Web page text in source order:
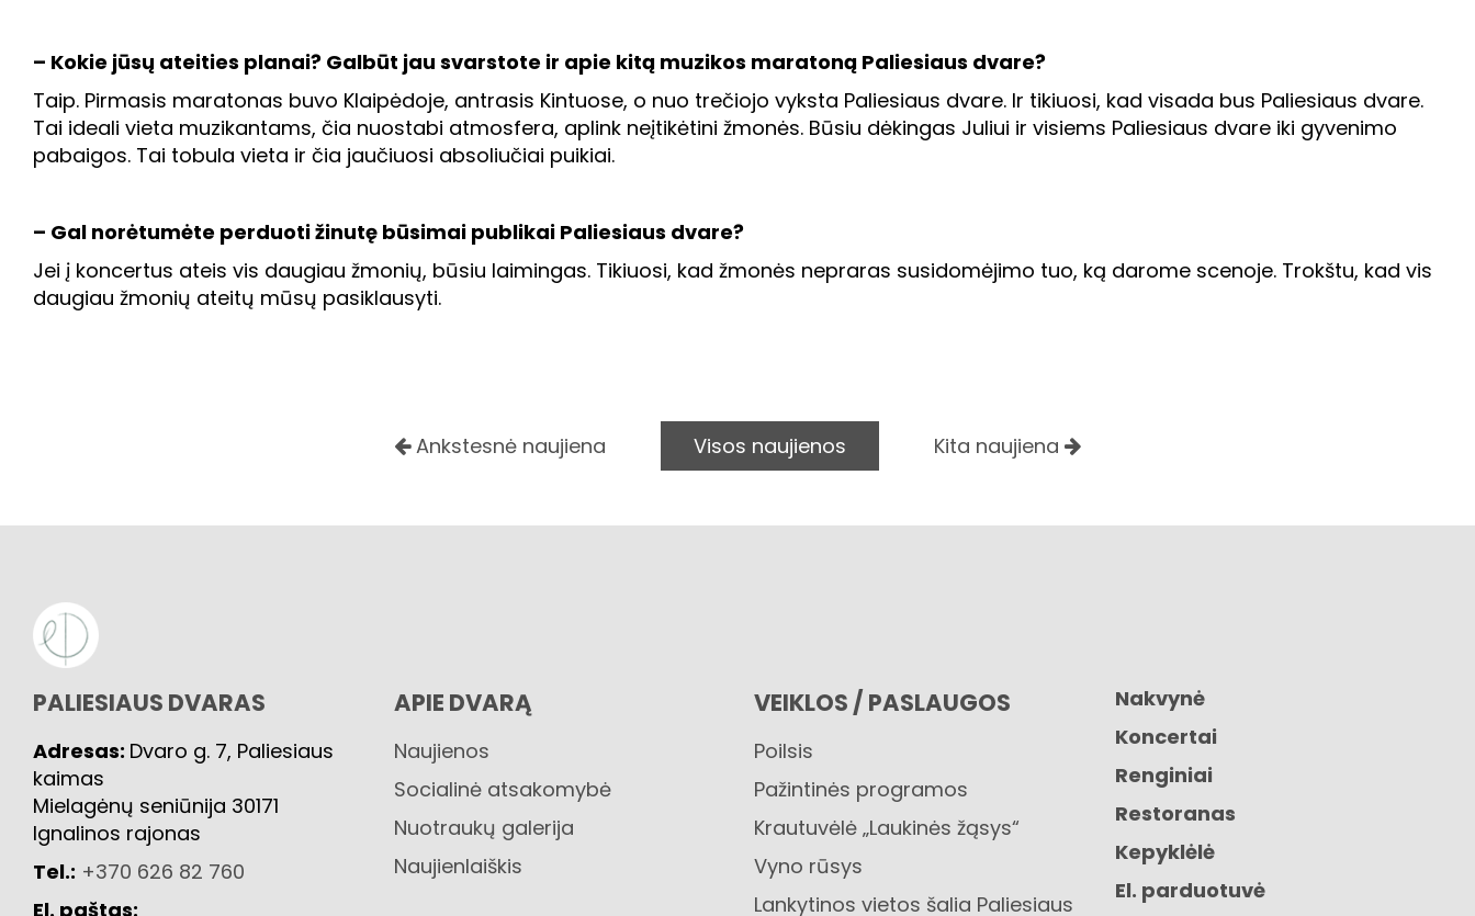
– Kokie jūsų ateities planai? Galbūt jau svarstote ir apie kitą muzikos maratoną Paliesiaus dvare?
Taip. Pirmasis maratonas buvo Klaipėdoje, antrasis Kintuose, o nuo trečiojo vyksta Paliesiaus dvare. Ir tikiuosi, kad visada bus Paliesiaus dvare.
Tai ideali vieta muzikantams, čia nuostabi atmosfera, aplink neįtikėtini žmonės. Būsiu dėkingas Juliui ir visiems Paliesiaus dvare iki gyvenimo
pabaigos. Tai tobula vieta ir čia jaučiuosi absoliučiai puikiai.
– Gal norėtumėte perduoti žinutę būsimai publikai Paliesiaus dvare?
Jei į koncertus ateis vis daugiau žmonių, būsiu laimingas. Tikiuosi, kad žmonės nepraras susidomėjimo tuo, ką darome scenoje. Trokštu, kad vis
daugiau žmonių ateitų mūsų pasiklausyti.
Ankstesnė naujiena Visos naujienos Kita naujiena
PALIESIAUS DVARAS
Adresas: Dvaro g. 7, Paliesiaus
kaimas
Mielagėnų seniūnija 30171
Ignalinos rajonas
Tel.: +370 626 82 760
El. paštas:
APIE DVARĄ
Naujienos
Socialinė atsakomybė
Nuotraukų galerija
Naujienlaiškis
VEIKLOS / PASLAUGOS
Poilsis
Pažintinės programos
Krautuvėlė „Laukinės žąsys“
Vyno rūsys
Lankytinos vietos šalia Paliesiaus
Nakvynė
Koncertai
Renginiai
Restoranas
Kepyklėlė
El. parduotuvė